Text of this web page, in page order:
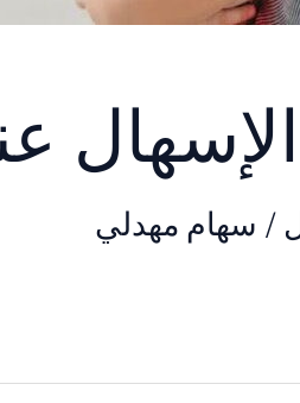
الإسهال
/ سهام مهدلي